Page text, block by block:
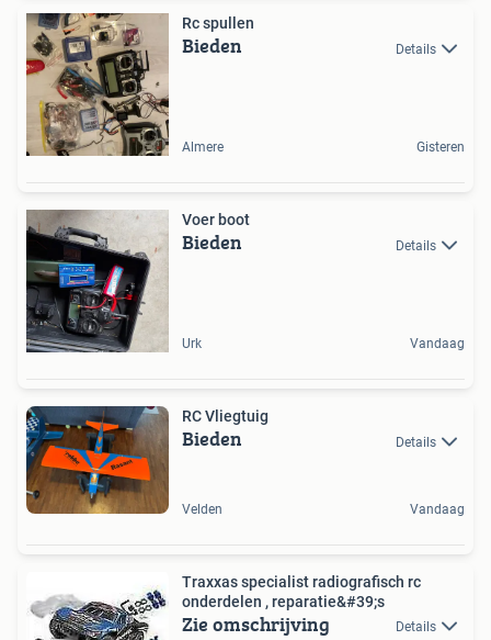
Rc spullen
Bieden Details
Almere Gisteren
Voer boot
Bieden Details
Urk Vandaag
RC Vliegtuig
Bieden Details
Velden Vandaag
Traxxas specialist radiografisch rc
onderdelen , reparatie&#39;s
Zie omschrijving Details